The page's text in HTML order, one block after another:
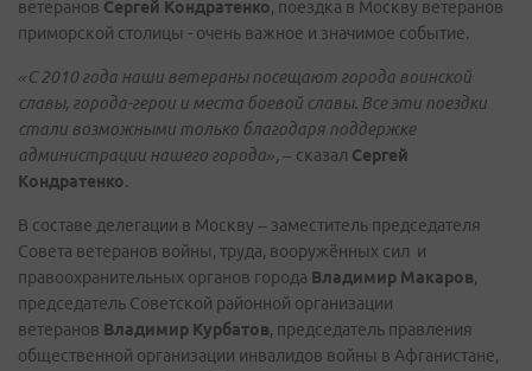
ветеранов Сергей Кондратенко, поездка в Москву ветеранов
приморской столицы - очень важное и значимое событие.
«С 2010 года наши ветераны посещают города воинской
славы, города-герои и места боевой славы. Все эти поездки
стали возможными только благодаря поддержке
администрации нашего города»,– сказал Сергей
Кондратенко.
В составе делегации в Москву – заместитель председателя
Совета ветеранов войны, труда, вооружённых сил и
правоохранительных органов города Владимир Макаров,
председатель Советской районной организации
ветеранов Владимир Курбатов, председатель правления
общественной организации инвалидов войны в Афганистане,